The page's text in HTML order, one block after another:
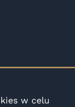
w celu